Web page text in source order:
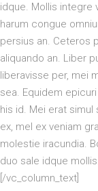
idque. Mollis integre
harum congue
persius an. Ceteros
aliquando an. Liber
liberavisse per, mei
sea. Equidem
his id. Mei erat
ex, mel ex veniam
molestie iracundia.
duo sale idque mollis.
[/vc_column_text]